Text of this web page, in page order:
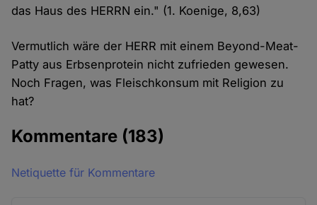
das Haus des HERRN ein." (1. Koenige, 8,63)
Vermutlich wäre der HERR mit einem Beyond-Meat-
Patty aus Erbsenprotein nicht zufrieden gewesen.
Noch Fragen, was Fleischkonsum mit Religion zu
hat?
Kommentare (183)
Netiquette für Kommentare